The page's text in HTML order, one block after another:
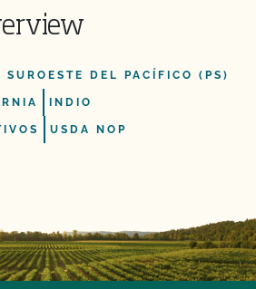
SUROESTE DEL PACÍFICO (PS)
INDIO
USDA NOP